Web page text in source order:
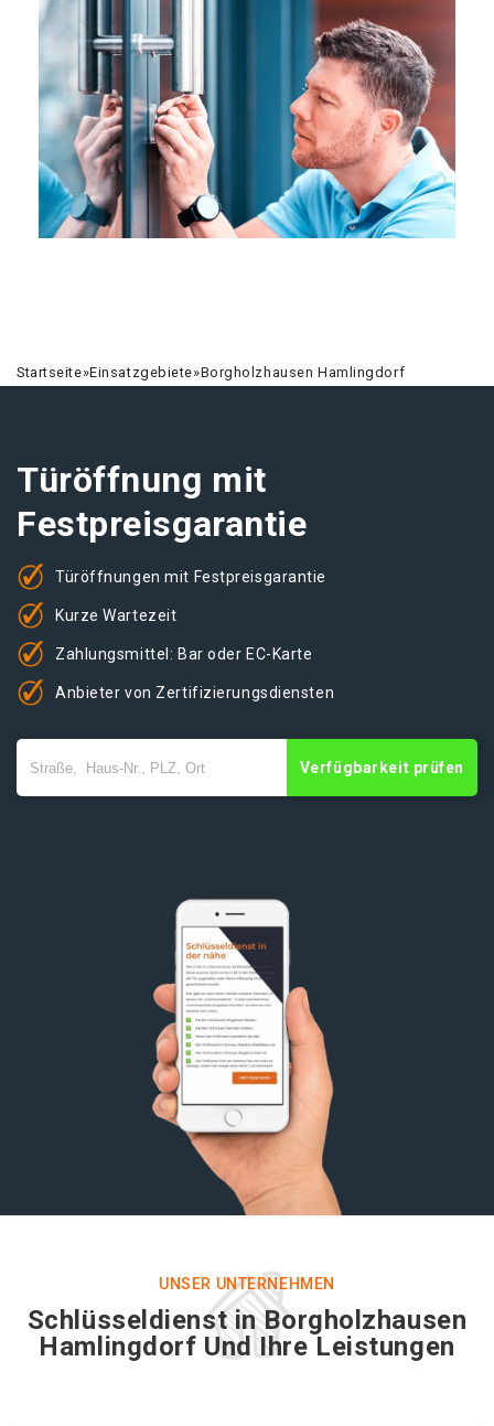
Startseite»Einsatzgebiete»Borgholzhausen Hamlingdorf
Türöffnung mit
Festpreisgarantie
Türöffnungen mit Festpreisgarantie
Kurze Wartezeit
Zahlungsmittel: Bar oder EC-Karte
Anbieter von Zertifizierungsdiensten
Verfügbarkeit prüfen
UNSER UNTERNEHMEN
Schlüsseldienst in Borgholzhausen
Hamlingdorf Und Ihre Leistungen